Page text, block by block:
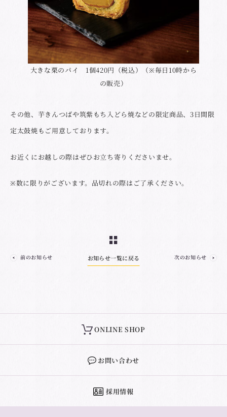
大きな栗のパイ 1個420円（税込）（※毎日10時から
の販売）
その他、芋きんつばや筑紫もち入どら焼などの限定商品、3日間限
定太鼓焼もご用意しております。
お近くにお越しの際はぜひお立ち寄りくださいませ。
※数に限りがございます。品切れの際はご了承ください。
前のお知らせ お知らせ一覧に戻る 次のお知らせ
ONLINE SHOP
お問い合わせ
採用情報